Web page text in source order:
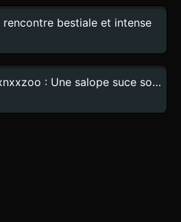
rencontre bestiale et intense
0:38
amateur beastiality xnxxzoo : Une salope suce son chien après une baise avec lui